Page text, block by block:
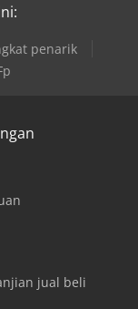
penarik
jual beli